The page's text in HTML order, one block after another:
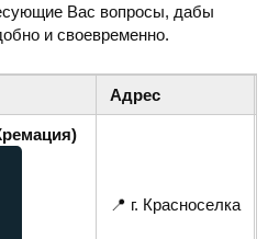
Вас вопросы, дабы
и своевременно.
Адрес
📍 г. Красноселка